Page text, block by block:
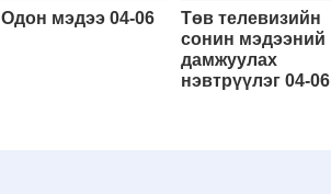
Одон мэдээ 04-06
Төв телевизийн
сонин мэдээний
дамжуулах
нэвтрүүлэг 04-06